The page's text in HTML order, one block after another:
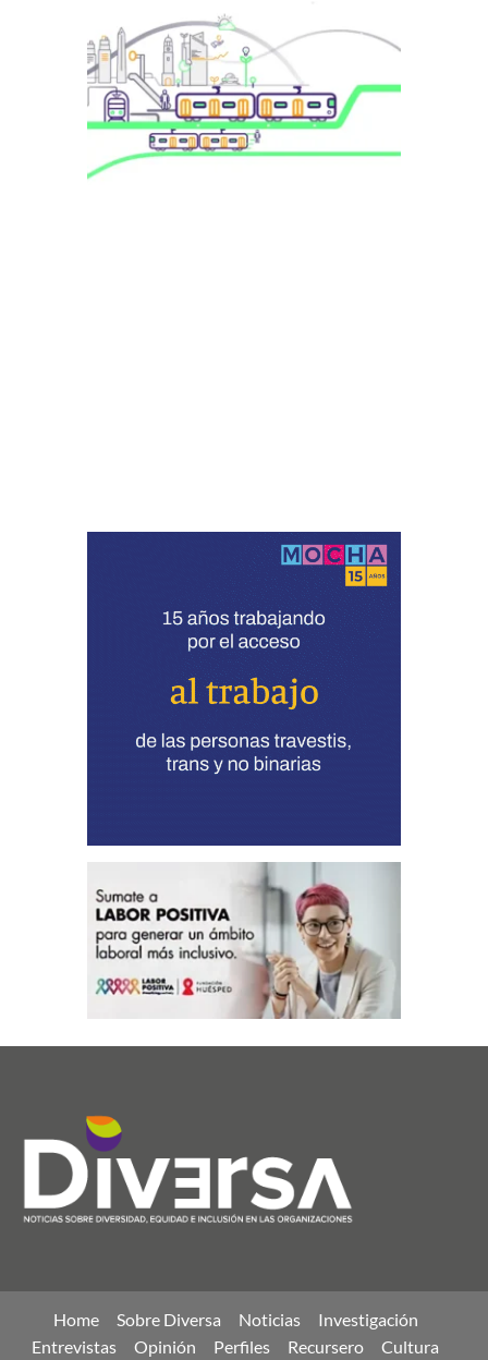
Home Sobre Diversa Noticias
Investigación
Entrevistas
Opinión Perfiles Recursero Cultura